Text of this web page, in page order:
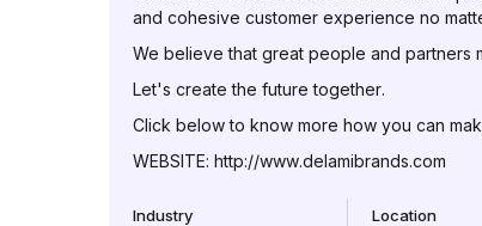
and cohesive customer experience no
We believe that great people and partners
Let's create the future together.
Click below to know more how you can
WEBSITE: http://www.delamibrands.com
Industry Location